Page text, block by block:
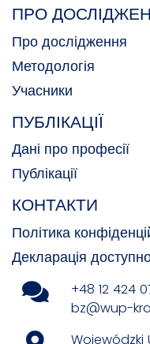
ПРО
Про дослідження
Методологія
Учасники
ПУБЛІКАЦІЇ
Дані про професії
Публікації
КОНТАКТИ
Політика
Декларація
+48 12 424
bz@wup-
Wojewódzki